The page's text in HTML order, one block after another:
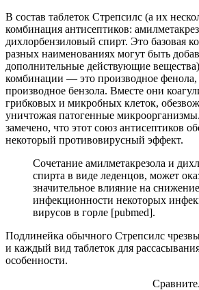
В состав таблеток Стрепсилс (а их
комбинация антисептиков:
дихлорбензиловый спирт. Это базовая
разных наименованиях могут быть
дополнительные действующие
комбинации — это производное
производное бензола. Вместе они
грибковых и микробных клеток,
уничтожая патогенные
замечено, что этот союз антисептиков
некоторый противовирусный эффект.
Сочетание амилметакрезола и
спирта в виде леденцов, может
значительное влияние на снижение
инфекционности некоторых
вирусов в горле [pubmed].
Подлинейка обычного Стрепсилс
и каждый вид таблеток для
особенности.